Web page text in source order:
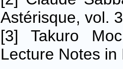
Astérisque, vol.
[3] Takuro
Lecture Notes